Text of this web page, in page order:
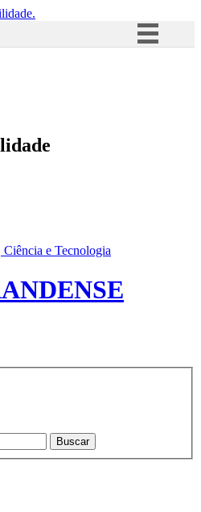
Acesso à informação
e Tecnologia
Buscar